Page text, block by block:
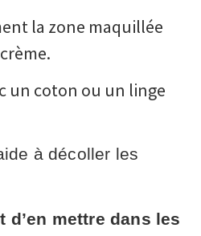
la zone maquillée
un coton ou un linge
à décoller les
d’en mettre dans les